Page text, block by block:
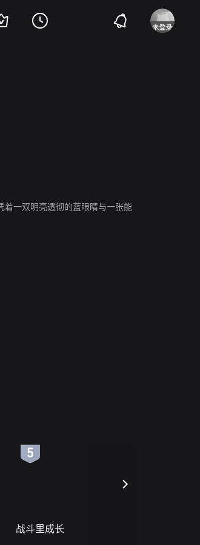
着一双明亮透彻的蓝眼睛与一张能
战斗里成长